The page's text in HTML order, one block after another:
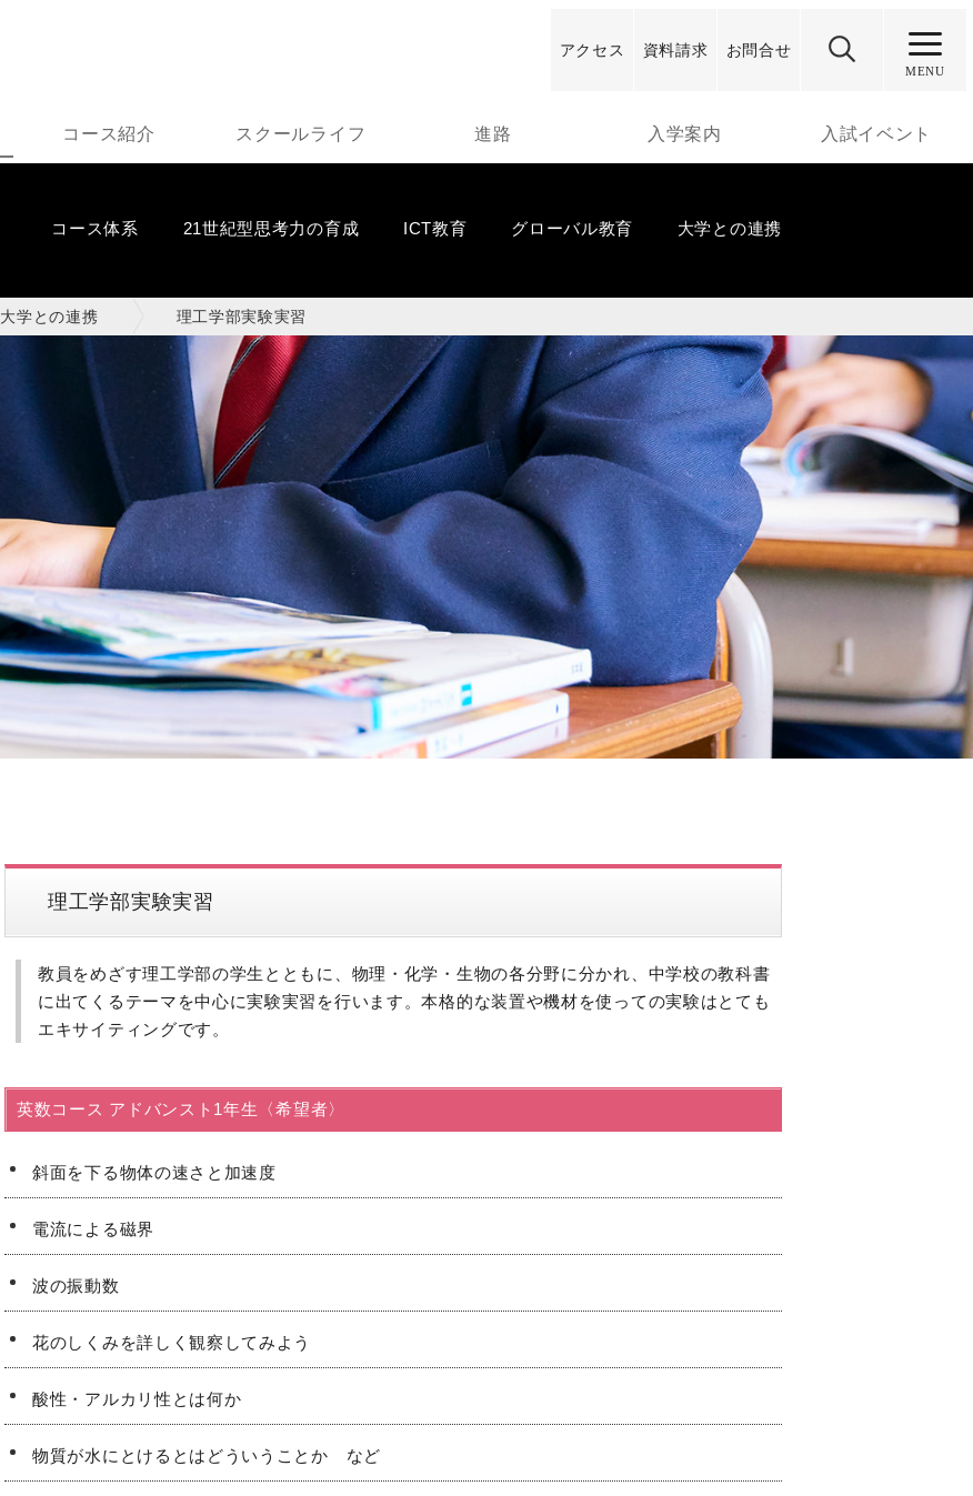
コース紹介 スクールライフ 進路 入学案内 入試イベント
MENU
お問合せ
資料請求
アクセス
コース体系 21世紀型思考力の育成 ICT教育 グローバル教育 大学との連携
大学との連携 理工学部実験実習
理工学部実験実習
教員をめざす理工学部の学生とともに、物理・化学・生物の各分野に分かれ、中学校の教科書
に出てくるテーマを中心に実験実習を行います。本格的な装置や機材を使っての実験はとても
エキサイティングです。
英数コース アドバンスト1年生〈希望者〉
斜面を下る物体の速さと加速度
電流による磁界
波の振動数
花のしくみを詳しく観察してみよう
酸性・アルカリ性とは何か
物質が水にとけるとはどういうことか など